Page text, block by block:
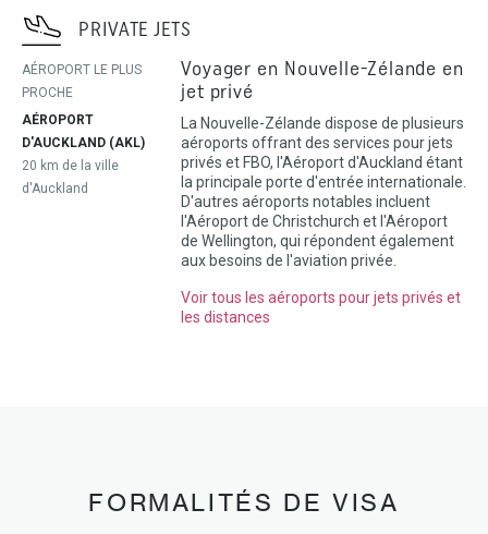
PRIVATE JETS
AÉROPORT LE PLUS
PROCHE
AÉROPORT
D'AUCKLAND (AKL)
20 km de la ville
d'Auckland
Voyager en Nouvelle-Zélande en
jet privé
La Nouvelle-Zélande dispose de plusieurs
aéroports offrant des services pour jets
privés et FBO, l'Aéroport d'Auckland étant
la principale porte d'entrée internationale.
D'autres aéroports notables incluent
l'Aéroport de Christchurch et l'Aéroport
de Wellington, qui répondent également
aux besoins de l'aviation privée.
Voir tous les aéroports pour jets privés et
les distances
FORMALITÉS DE VISA